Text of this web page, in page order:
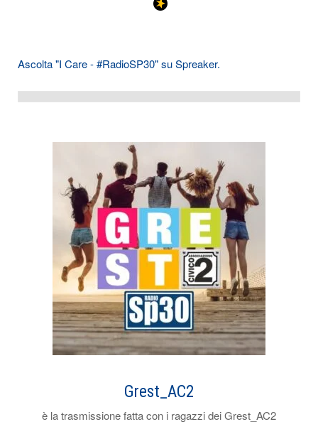
Ascolta "I Care - #RadioSP30" su Spreaker.
Grest_AC2
è la trasmissione fatta con i ragazzi dei Grest_AC2